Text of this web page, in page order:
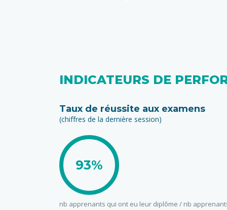
INDICATEURS DE
Taux de réussite aux examens
(chiffres de la dernière session)
93%
nb apprenants qui ont eu leur diplôme / nb